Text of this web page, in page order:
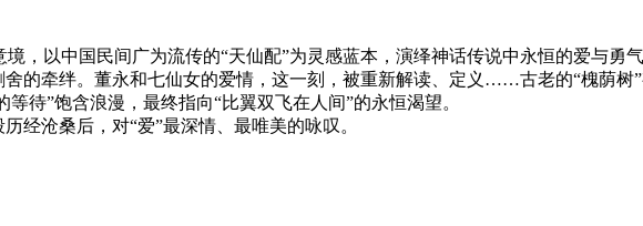
，以中国民间广为流传的“天仙配”为灵感蓝本，演绎神话传说中永恒的爱与勇
的牵绊。董永和七仙女的爱情，这一刻，被重新解读、定义……古老的“槐荫树
待”饱含浪漫，最终指向“比翼双飞在人间”的永恒渴望。
经沧桑后，对“爱”最深情、最唯美的咏叹。